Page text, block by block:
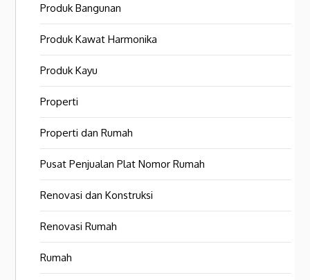
Produk Bangunan
Produk Kawat Harmonika
Produk Kayu
Properti
Properti dan Rumah
Pusat Penjualan Plat Nomor Rumah
Renovasi dan Konstruksi
Renovasi Rumah
Rumah